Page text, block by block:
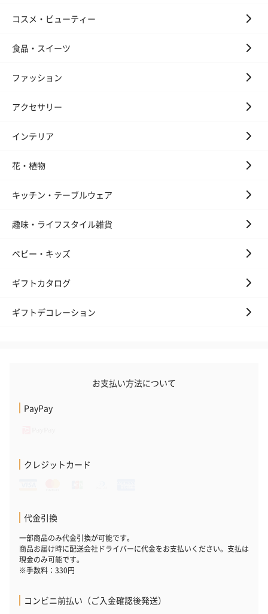
コスメ・ビューティー
食品・スイーツ
ファッション
アクセサリー
インテリア
花・植物
キッチン・テーブルウェア
趣味・ライフスタイル雑貨
ベビー・キッズ
ギフトカタログ
ギフトデコレーション
お支払い方法について
PayPay
クレジットカード
代金引換
一部商品のみ代金引換が可能です。
商品お届け時に配送会社ドライバーに代金をお支払いください。支払は
現金のみ可能です。
※手数料：330円
コンビニ前払い（ご入金確認後発送）